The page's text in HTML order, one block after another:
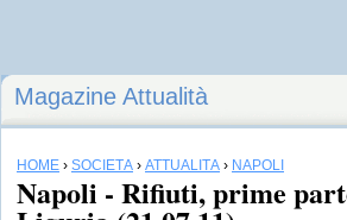
Magazine Attualità
HOME › SOCIETÀ › ATTUALITÀ › NAPOLI
Napoli - Rifiuti, prime